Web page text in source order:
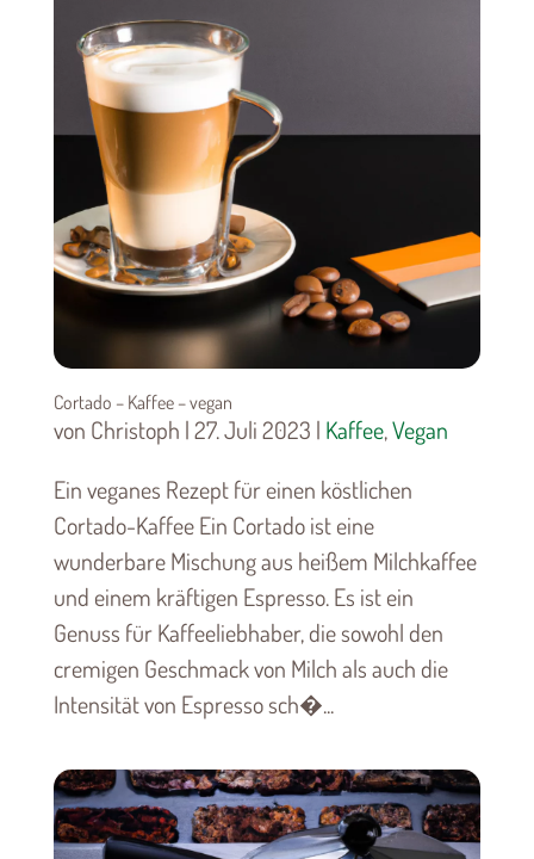
Cortado – Kaffee – vegan
von Christoph | 27. Juli 2023 | Kaffee,Vegan
Ein veganes Rezept für einen köstlichen
Cortado-Kaffee Ein Cortado ist eine
wunderbare Mischung aus heißem Milchkaffee
und einem kräftigen Espresso. Es ist ein
Genuss für Kaffeeliebhaber, die sowohl den
cremigen Geschmack von Milch als auch die
Intensität von Espresso sch�...